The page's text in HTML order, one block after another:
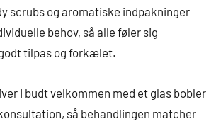
scrubs og aromatiske indpakninger
behov, så alle føler sig
tilpas og forkælet.
I budt velkommen med et glas bobler
så behandlingen matcher